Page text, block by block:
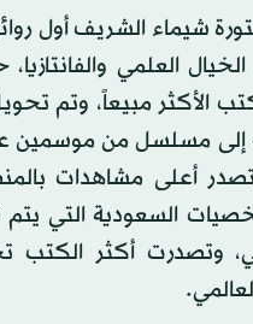
شيماء الشريف أول
العلمي
الأكثر مبيعاً، وتم
تصدر أعلى مشاهدات
السعودية التي
وتصدرت أكثر الكتب